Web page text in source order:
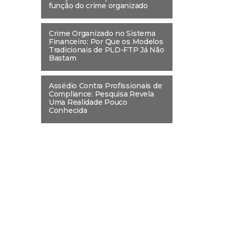
função do crime organizado
Crime Organizado no Sistema
Financeiro: Por Que os Modelos
Tradicionais de PLD-FTP Já Não
Bastam
Assédio Contra Profissionais de
Compliance: Pesquisa Revela
Uma Realidade Pouco
Conhecida